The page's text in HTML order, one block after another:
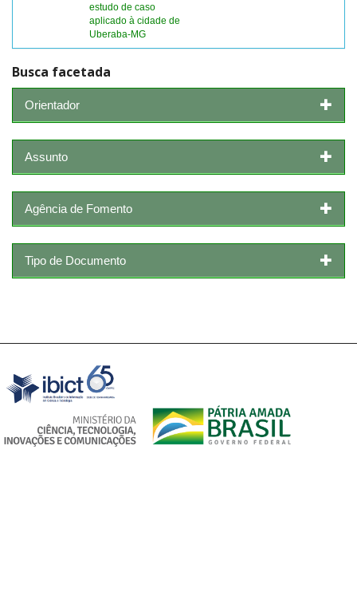
estudo de caso
aplicado à cidade de
Uberaba-MG
Busca facetada
Orientador
Assunto
Agência de Fomento
Tipo de Documento